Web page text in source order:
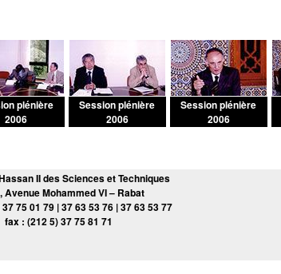
plénière
2006
Session plénière
2006
Session plénière
2006
II des Sciences et Techniques
Avenue Mohammed VI – Rabat
75 01 79 | 37 63 53 76 | 37 63 53 77
fax : (212 5) 37 75 81 71